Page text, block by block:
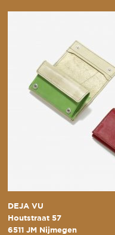
DEJA VU
Houtstraat 57
6511 JM Nijmegen